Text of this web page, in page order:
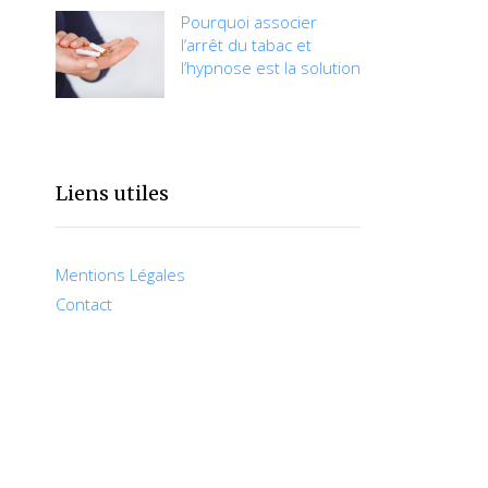
Pourquoi associer
l’arrêt du tabac et
l’hypnose est la solution
Liens utiles
Mentions Légales
Contact